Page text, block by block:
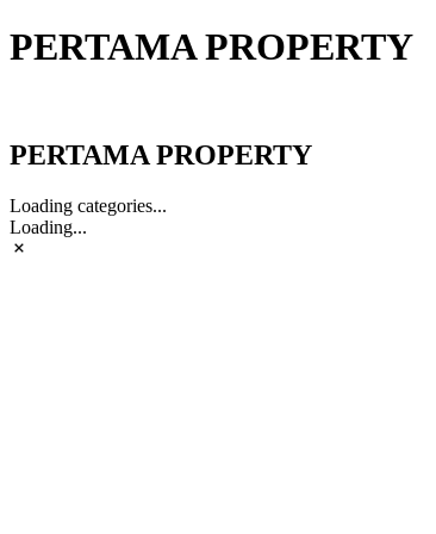
PERTAMA PROPERTY
PERTAMA PROPERTY
Loading categories...
Loading...